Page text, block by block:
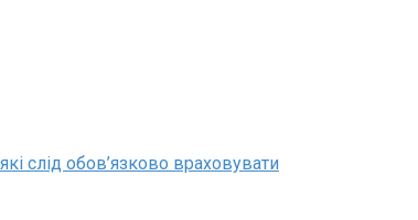
слід обов’язково враховувати